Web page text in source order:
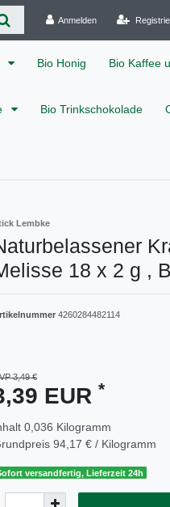
Anmelden
Bio Honig Bio Kaffee
Bio Trinkschokolade
Lembke
18 x 2 g ,
4260284482114
3,49 €
EUR *
0,036 Kilogramm
94,17 € / Kilogramm
versandfertig, Lieferzeit 24h